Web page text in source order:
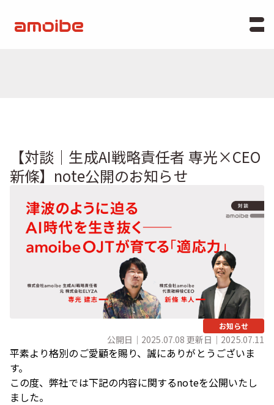
【対談｜生成AI戦略責任者 専光×CEO
新條】note公開のお知らせ
お知らせ
公開日｜2025.07.08 更新日｜2025.07.11
平素より格別のご愛顧を賜り、誠にありがとうございま
す。
この度、弊社では下記の内容に関するnoteを公開いたし
ました。